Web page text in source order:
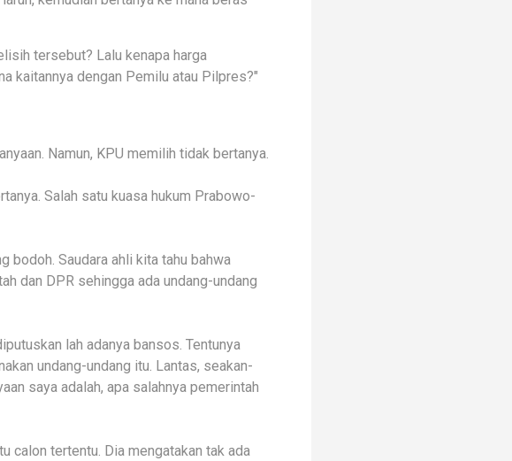
tersebut? Lalu kenapa harga
kaitannya dengan Pemilu atau Pilpres?"
Namun, KPU memilih tidak bertanya.
Salah satu kuasa hukum Prabowo-
bodoh. Saudara ahli kita tahu bahwa
dan DPR sehingga ada undang-undang
lah adanya bansos. Tentunya
undang-undang itu. Lantas, seakan-
saya adalah, apa salahnya pemerintah
calon tertentu. Dia mengatakan tak ada